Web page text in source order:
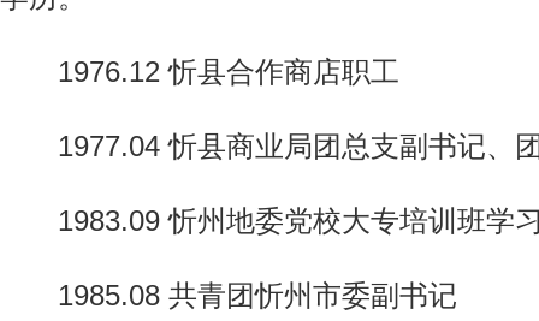
1976.12 忻县合作商店职工
1977.04 忻县商业局团总支副书记、
1983.09 忻州地委党校大专培训班学
1985.08 共青团忻州市委副书记